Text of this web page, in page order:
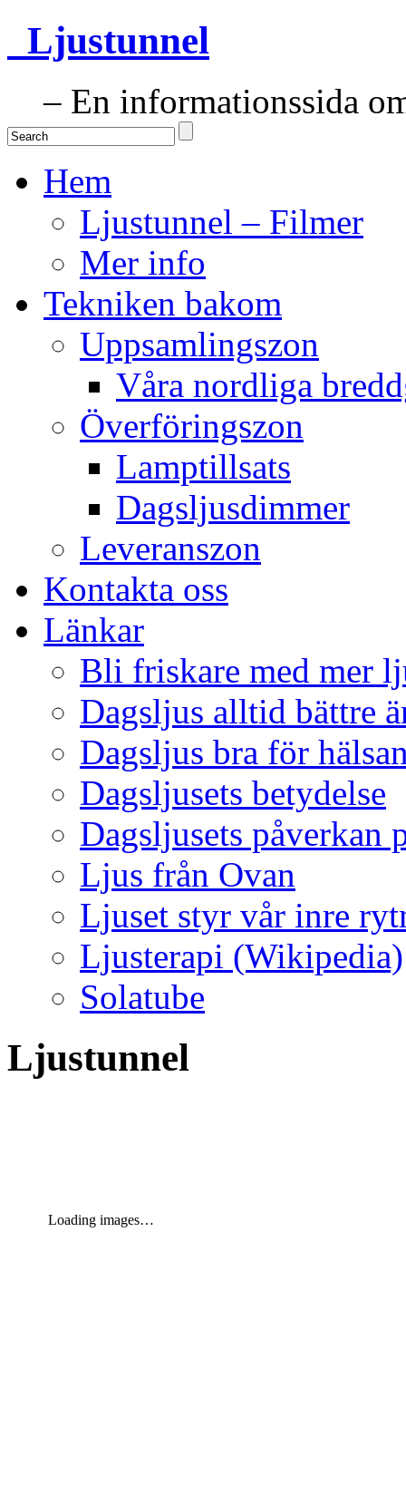
Ljustunnel
– En informationssida
Hem
Ljustunnel – Filmer
Mer info
Tekniken bakom
Uppsamlingszon
Våra nordliga
Överföringszon
Lamptillsats
Dagsljusdimmer
Leveranszon
Kontakta oss
Länkar
Bli friskare med mer
Dagsljus alltid bättre
Dagsljus bra för
Dagsljusets betydelse
Dagsljusets påverkan
Ljus från Ovan
Ljuset styr vår inre
Ljusterapi (Wikipedia)
Solatube
Ljustunnel
Loading images…